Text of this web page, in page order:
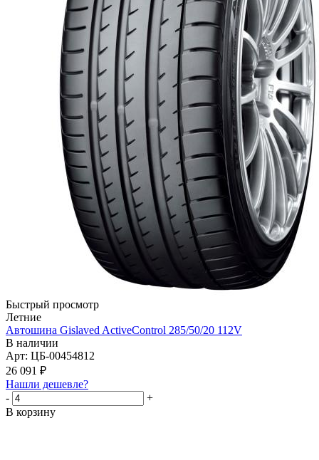
Быстрый просмотр
Летние
Автошина Gislaved ActiveControl 285/50/20 112V
В наличии
Арт: ЦБ-00454812
26 091 ₽
Нашли дешевле?
-
+
В корзину